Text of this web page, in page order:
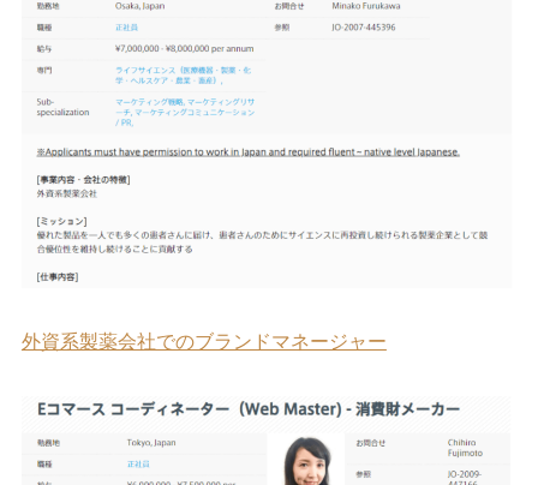
外資系製薬会社でのブランドマネージャー